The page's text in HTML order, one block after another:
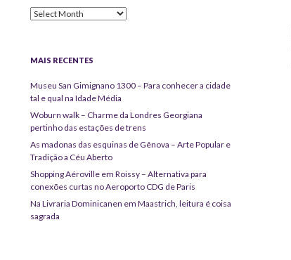
Arquivos
MAIS RECENTES
Museu San Gimignano 1300 – Para conhecer a cidade
tal e qual na Idade Média
Woburn walk – Charme da Londres Georgiana
pertinho das estações de trens
As madonas das esquinas de Gênova – Arte Popular e
Tradição a Céu Aberto
Shopping Aéroville em Roissy – Alternativa para
conexões curtas no Aeroporto CDG de Paris
Na Livraria Dominicanen em Maastrich, leitura é coisa
sagrada